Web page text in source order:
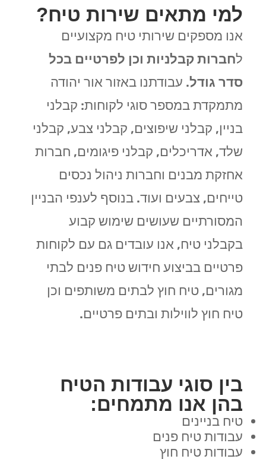
למי מתאים שירות טיח?
אנו מספקים שירותי טיח מקצועיים
לחברות קבלניות וכן לפרטיים בכל
סדר גודל. עבודתנו באזור אור יהודה
מתמקדת במספר סוגי לקוחות: קבלני
בניין, קבלני שיפוצים, קבלני צבע, קבלני
שלד, אדריכלים, קבלני פיגומים, חברות
אחזקת מבנים וחברות ניהול נכסים
טייחים, צבעים ועוד. בנוסף לענפי הבניין
המסורתיים שעושים שימוש קבוע
בקבלני טיח, אנו עובדים גם עם לקוחות
פרטיים בביצוע חידוש טיח פנים לבתי
מגורים, טיח חוץ לבתים משותפים וכן
טיח חוץ לווילות ובתים פרטיים.
בין סוגי עבודות הטיח
בהן אנו מתמחים:
טיח בניינים
עבודות טיח פנים
עבודות טיח חוץ